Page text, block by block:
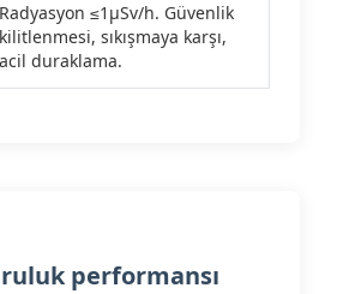
Radyasyon ≤1μSv/h. Güvenlik
kilitlenmesi, sıkışmaya karşı,
acil duraklama.
performansı